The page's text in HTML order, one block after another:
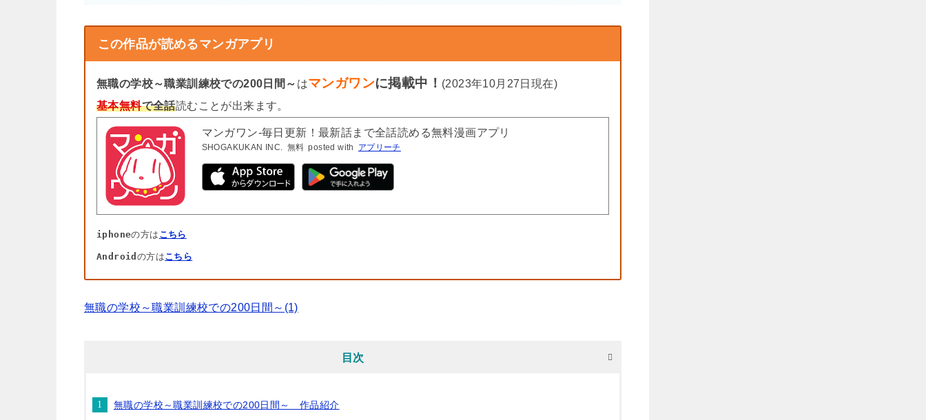
この作品が読めるマンガアプリ
無職の学校～職業訓練校での200日間～ はマンガワンに掲載中！ (2023年10月27日現在)
基本無料で全話読むことが出来ます。
マンガワン-毎日更新！最新話まで全話読める無料漫画アプリ
SHOGAKUKAN INC. 無料 posted with アプリーチ
iphoneの方は こちら
Android の方はこちら
無職の学校～職業訓練校での200日間～(1)
目次
無職の学校～職業訓練校での200日間～ 作品紹介